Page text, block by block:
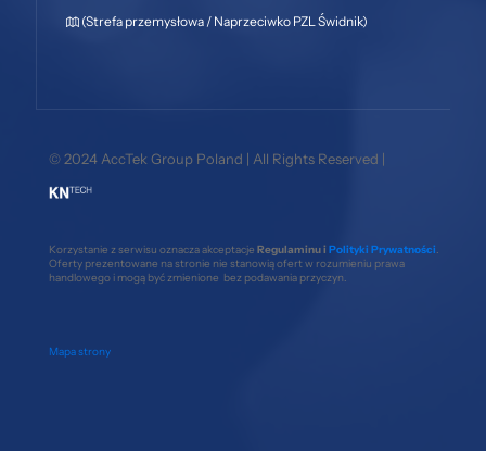
(Strefa przemysłowa / Naprzeciwko PZL Świdnik)
© 2024 AccTek Group Poland | All Rights Reserved |
Korzystanie z serwisu oznacza akceptacje Regulaminu i Polityki Prywatności
Oferty prezentowane na stronie nie stanowią ofert w rozumieniu prawa
handlowego i mogą być zmienione bez podawania przyczyn.
Mapa strony